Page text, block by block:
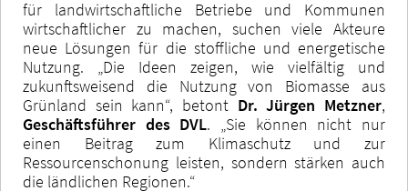
für landwirtschaftliche Betriebe und Kommunen
wirtschaftlicher zu machen, suchen viele Akteure
neue Lösungen für die stoffliche und energetische
Nutzung. „Die Ideen zeigen, wie vielfältig und
zukunftsweisend die Nutzung von Biomasse aus
Grünland sein kann“, betont Dr. Jürgen Metzner,
Geschäftsführer des DVL. „Sie können nicht nur
einen Beitrag zum Klimaschutz und zur
Ressourcenschonung leisten, sondern stärken auch
die ländlichen Regionen.“